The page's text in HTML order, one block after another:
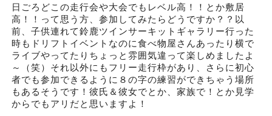
日ごろどこの走行会や大会でもレベル高！！とか敷居
高！！って思う方、参加してみたらどうですか？？以
前、子供連れて鈴鹿ツインサーキットギャラリー行った
時もドリフトイベントなのに食べ物屋さんあったり横で
ライブやってたりちょっと雰囲気違って楽しめましたよ
～（笑）それ以外にもフリー走行枠があり、さらに初心
者でも参加できるように８の字の練習ができちゃう場所
もあるそうです！彼氏＆彼女でとか、家族で！とか見学
からでもアリだと思いますよ！